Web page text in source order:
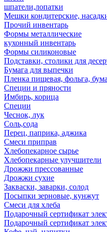
шпатели,лопатки
Мешки кондитерские,
Прочий инвентарь
Формы металлические
кухонный инвентарь
Формы силиконовые
Подставки, столики для
Бумага для выпечки
Пленка пищевая, фольга,
Специи и пряности
Имбирь, корица
Специи
Чеснок, лук
Соль,сода
Перец, паприка, аджика
Смеси приправ
Хлебопекарное сырье
Хлебопекарные улучшители
Дрожжи прессованные
Дрожжи сухие
Закваски, заварки, солод
Посыпки зерновые, кунжут
Смеси для хлеба
Подарочный сертификат
Подарочный сертификат